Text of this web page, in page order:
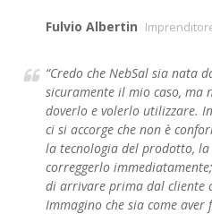
Fulvio Albertin
“Credo che NebSal sia nata
sicuramente il mio caso, ma
doverlo e volerlo utilizzare.
ci si accorge che non è
la tecnologia del prodotto,
correggerlo
di arrivare prima dal cliente
Immagino che sia come